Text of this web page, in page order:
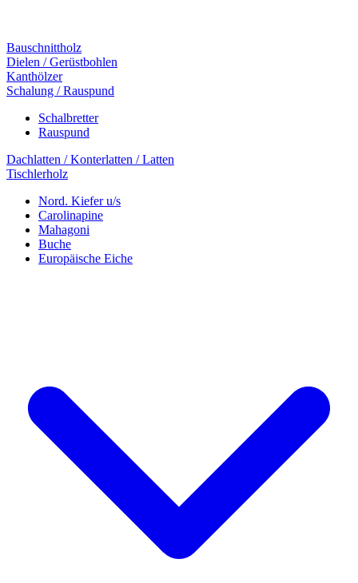
Bauschnittholz
Dielen / Gerüstbohlen
Kanthölzer
Schalung / Rauspund
Schalbretter
Rauspund
Dachlatten / Konterlatten / Latten
Tischlerholz
Nord. Kiefer u/s
Carolinapine
Mahagoni
Buche
Europäische Eiche